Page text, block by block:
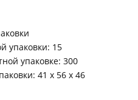
упаковки: 15
упаковке: 300
41 x 56 x 46